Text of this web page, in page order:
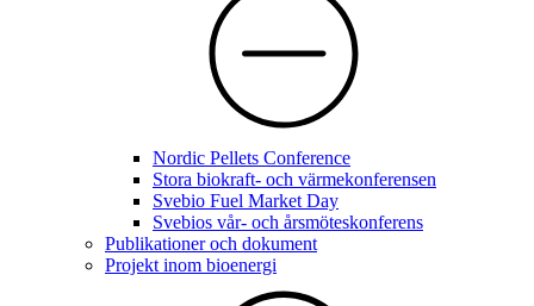
Nordic Pellets Conference
Stora biokraft- och värmekonferensen
Svebio Fuel Market Day
Svebios vår- och årsmöteskonferens
Publikationer och dokument
Projekt inom bioenergi